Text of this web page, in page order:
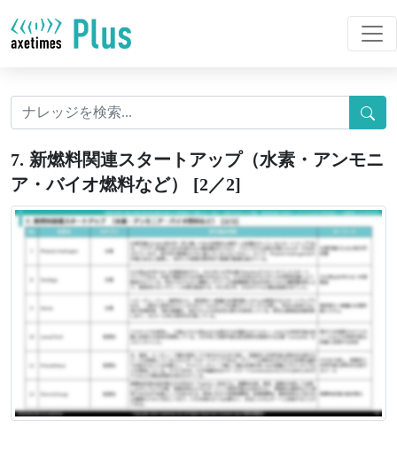
7. 新燃料関連スタートアップ（水素・アンモニ
ア・バイオ燃料など） [2／2]